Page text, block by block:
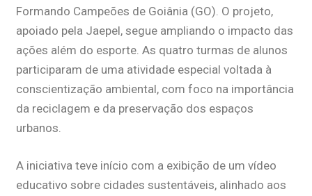
Formando Campeões de Goiânia (GO). O projeto,
apoiado pela Jaepel, segue ampliando o impacto das
ações além do esporte. As quatro turmas de alunos
participaram de uma atividade especial voltada à
conscientização ambiental, com foco na importância
da reciclagem e da preservação dos espaços
urbanos.
A iniciativa teve início com a exibição de um vídeo
educativo sobre cidades sustentáveis, alinhado aos